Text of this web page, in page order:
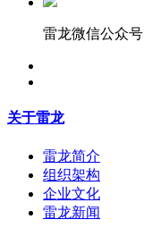
雷龙微信公众号
关于雷龙
雷龙简介
组织架构
企业文化
雷龙新闻